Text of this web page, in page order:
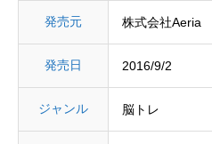
発売元 株式会社Aeria
発売日 2016/9/2
ジャンル 脳トレ